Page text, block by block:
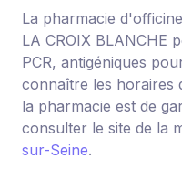
La pharmacie
LA CROIX BLANCHE
PCR, antigéniques
connaître les horaires
la pharmacie est de
consulter le site de la
sur-Seine.